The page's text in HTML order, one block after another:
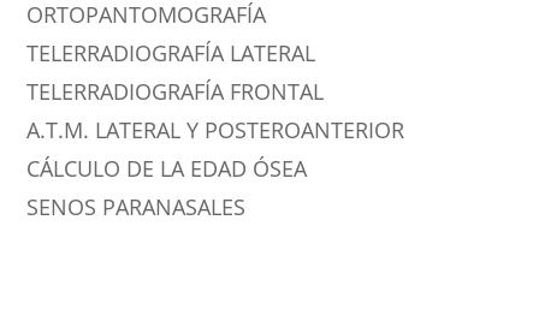
ORTOPANTOMOGRAFÍA
TELERRADIOGRAFÍA LATERAL
TELERRADIOGRAFÍA FRONTAL
A.T.M. LATERAL Y POSTEROANTERIOR
CÁLCULO DE LA EDAD ÓSEA
SENOS PARANASALES